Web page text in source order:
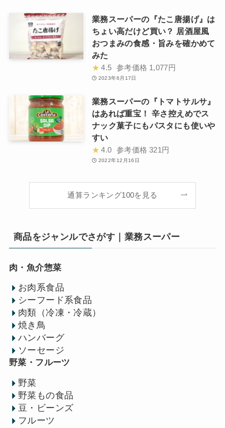
業務スーパーの『たこ唐揚げ』は
ちょい高だけど買い？ 居酒屋風
おつまみの食感・旨みを確かめて
みた
★ 4.5 参考価格 1,077円
2023年6月17日
業務スーパーの『トマトサルサ』
はあれば重宝！ 辛さ控えめでス
ナック菓子にもパスタにも使いや
すい
★ 4.0 参考価格 321円
2022年12月16日
通算ランキング100を見る
商品をジャンルでさがす｜業務スーパー
肉・魚介惣菜
お肉系食品
シーフード系食品
肉類（冷凍・冷蔵）
焼き鳥
ハンバーグ
ソーセージ
野菜・フルーツ
野菜
野菜もの食品
豆・ビーンズ
フルーツ